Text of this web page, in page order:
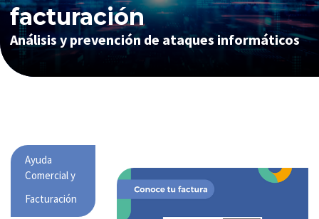
facturación
Análisis y prevención de ataques informáticos
Ayuda
Comercial y
Facturación